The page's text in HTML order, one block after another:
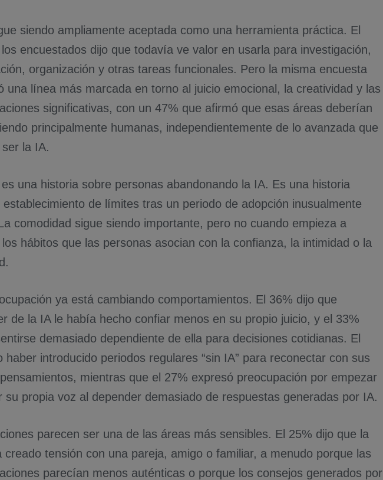
siendo ampliamente aceptada como una herramienta práctica. El
encuestados dijo que todavía ve valor en usarla para investigación,
organización y otras tareas funcionales. Pero la misma encuesta
una línea más marcada en torno al juicio emocional, la creatividad y las
significativas, con un 47% que afirmó que esas áreas deberían
principalmente humanas, independientemente de lo avanzada que
ser la IA.
una historia sobre personas abandonando la IA. Es una historia
establecimiento de límites tras un periodo de adopción inusualmente
comodidad sigue siendo importante, pero no cuando empieza a
hábitos que las personas asocian con la confianza, la intimidad o la
ya está cambiando comportamientos. El 36% dijo que
de la IA le había hecho confiar menos en su propio juicio, y el 33%
demasiado dependiente de ella para decisiones cotidianas. El
haber introducido periodos regulares “sin IA” para reconectar con sus
mientras que el 27% expresó preocupación por empezar
su propia voz al depender demasiado de respuestas generadas por IA.
parecen ser una de las áreas más sensibles. El 25% dijo que la
creado tensión con una pareja, amigo o familiar, a menudo porque las
parecían menos auténticas o porque los consejos generados por